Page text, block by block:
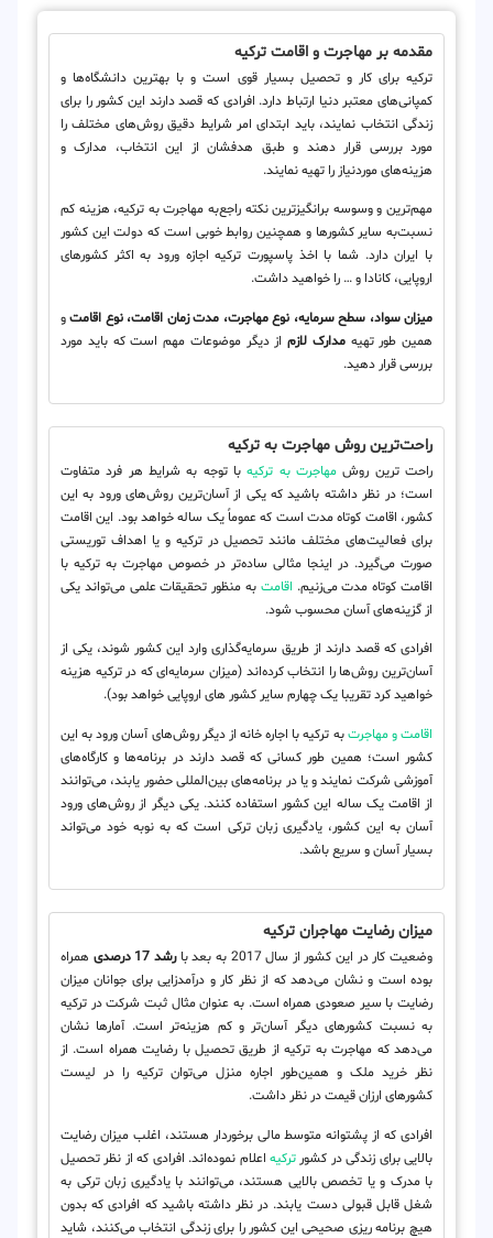
مقدمه بر مهاجرت و اقامت ترکیه
ترکیه برای کار و تحصیل بسیار قوی است و با بهترین دانشگاه‌ها و
کمپانی‌های معتبر دنیا ارتباط دارد. افرادی که قصد دارند این کشور را برای
زندگی انتخاب نمایند، باید ابتدای امر شرایط دقیق روش‌های مختلف را
مورد بررسی قرار دهند و طبق هدفشان از این انتخاب، مدارک و
هزینه‌های موردنیاز را تهیه نمایند.
مهم‌ترین و وسوسه‌ برانگیزترین نکته راجع‌به مهاجرت به ترکیه، هزینه کم
نسبت‌به سایر کشورها و همچنین روابط خوبی است که دولت این کشور
با ایران دارد. شما با اخذ پاسپورت ترکیه اجازه ورود به اکثر کشور‌های
اروپایی، کانادا و … را خواهید داشت.
میزان سواد، سطح سرمایه، نوع مهاجرت، مدت زمان اقامت، نوع اقامتو
همین طور تهیه مدارک لازم از دیگر موضوعات مهم است که باید مورد
بررسی قرار دهید.
راحت‌ترین روش مهاجرت به ترکیه
راحت ترین روش مهاجرت به ترکیهبا توجه به شرایط هر فرد متفاوت
است؛ در نظر داشته باشید که یکی از آسان‌ترین روش‌های ورود به این
کشور، اقامت کوتاه مدت است که عموماً یک ساله خواهد بود. این اقامت
برای فعالیت‌های مختلف مانند تحصیل در ترکیه و یا اهداف توریستی
صورت می‌گیرد. در اینجا مثالی ساده‌تر در خصوص مهاجرت به ترکیه با
اقامت کوتاه مدت می‌زنیم. اقامت به منظور تحقیقات علمی می‌تواند یکی
از گزینه‌های آسان محسوب شود.
افرادی که قصد دارند از طریق سرمایه‌گذاری وارد این کشور شوند، یکی از
آسان‌ترین روش‌ها را انتخاب کرده‌اند (میزان سرمایه‌ای که در ترکیه هزینه
خواهید کرد تقریبا یک چهارم سایر کشور های اروپایی خواهد بود).
اقامت و مهاجرتبه ترکیه با اجاره خانه از دیگر روش‌های آسان ورود به این
کشور است؛ همین طور کسانی که قصد دارند در برنامه‌ها و کارگاه‌های
آموزشی شرکت نمایند و یا در برنامه‌های بین‌المللی حضور یابند، می‌توانند
از اقامت یک ساله این کشور استفاده کنند. یکی دیگر از روش‌های ورود
آسان به این کشور، یادگیری زبان ترکی است که به نوبه خود می‌تواند
بسیار آسان و سریع باشد.
میزان رضایت مهاجران ترکیه
وضعیت کار در این کشور از سال 2017 به بعد با رشد 17 درصدی
همراه
بوده است و نشان می‌دهد که از نظر کار و درآمدزایی برای جوانان میزان
رضایت با سیر صعودی همراه است. به عنوان مثال ثبت شرکت در ترکیه
به نسبت کشورهای دیگر آسان‌تر و کم هزینه‌تر است. آمارها نشان
می‌دهد که مهاجرت به ترکیه از طریق تحصیل با رضایت همراه است. از
نظر خرید ملک و همین‌طور اجاره منزل می‌توان ترکیه را در لیست
کشورهای ارزان قیمت در نظر داشت.
افرادی که از پشتوانه متوسط مالی برخوردار هستند، اغلب میزان رضایت
بالایی برای زندگی در کشورترکیه اعلام نموده‌اند. افرادی که از نظر تحصیل
با مدرک و یا تخصص بالایی هستند، می‌توانند با یادگیری زبان ترکی به
شغل قابل قبولی دست یابند. در نظر داشته باشید که افرادی که بدون
هیچ برنامه ریزی صحیحی این کشور را برای زندگی انتخاب می‌کنند، شاید